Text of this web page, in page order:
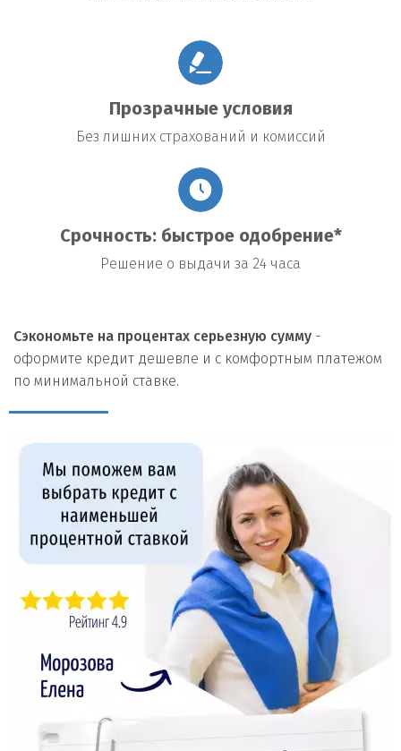
Прозрачные условия
Без лишних страхований и комиссий
Срочность: быстрое одобрение*
Решение о выдачи за 24 часа
Сэкономьте на процентах серьезную сумму -
оформите кредит дешевле и с комфортным платежом
по минимальной ставке.